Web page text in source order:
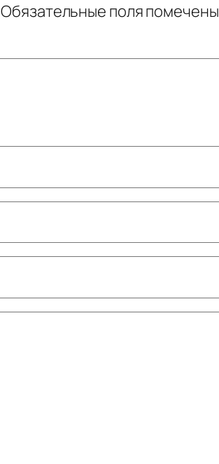
Обязательные поля помечены